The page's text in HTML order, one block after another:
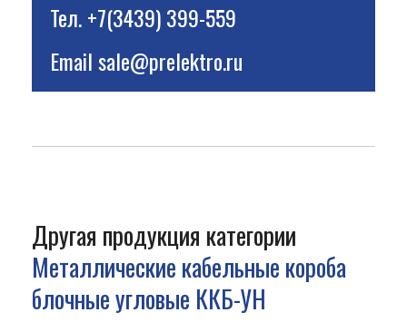
Тел.+7(3439) 399-559
Emailsale@prelektro.ru
Другая продукция категории
Металлические кабельные короба
блочные угловые ККБ-УН